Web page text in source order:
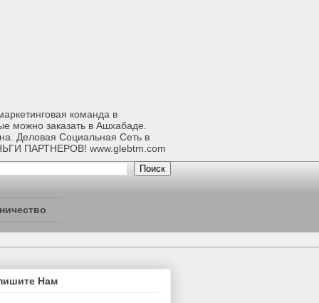
команда в
можно заказать в Ашхабаде.
Деловая Социальная Сеть в
ПАРТНЕРОВ! www.glebtm.com
Нам